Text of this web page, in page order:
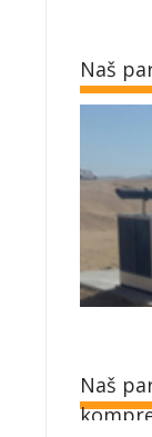
Naš
Naš